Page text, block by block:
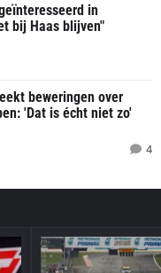
in
bij Haas blijven"
beweringen over
'Dat is écht niet zo'
4